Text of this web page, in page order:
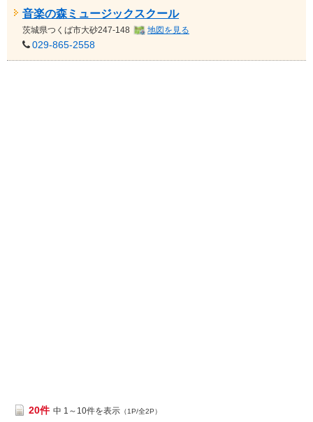
音楽の森ミュージックスクール
茨城県つくば市大砂247-148 地図を見る
029-865-2558
20件 中 1～10件を表示 （1P/全2P）